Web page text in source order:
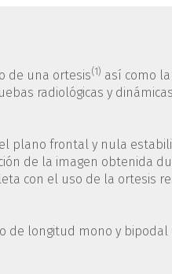
de una ortesis(1) así como la
radiológicas y dinámicas
plano frontal y nula
de la imagen obtenida
con el uso de la ortesis
longitud mono y bipodal